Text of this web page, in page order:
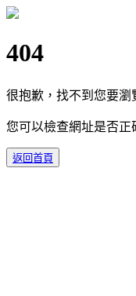
404
很抱歉，找不到您要
您可以檢查網址是否正
返回首頁